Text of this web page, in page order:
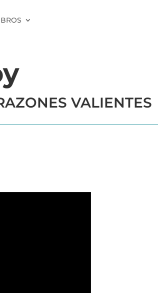
VALIENTES